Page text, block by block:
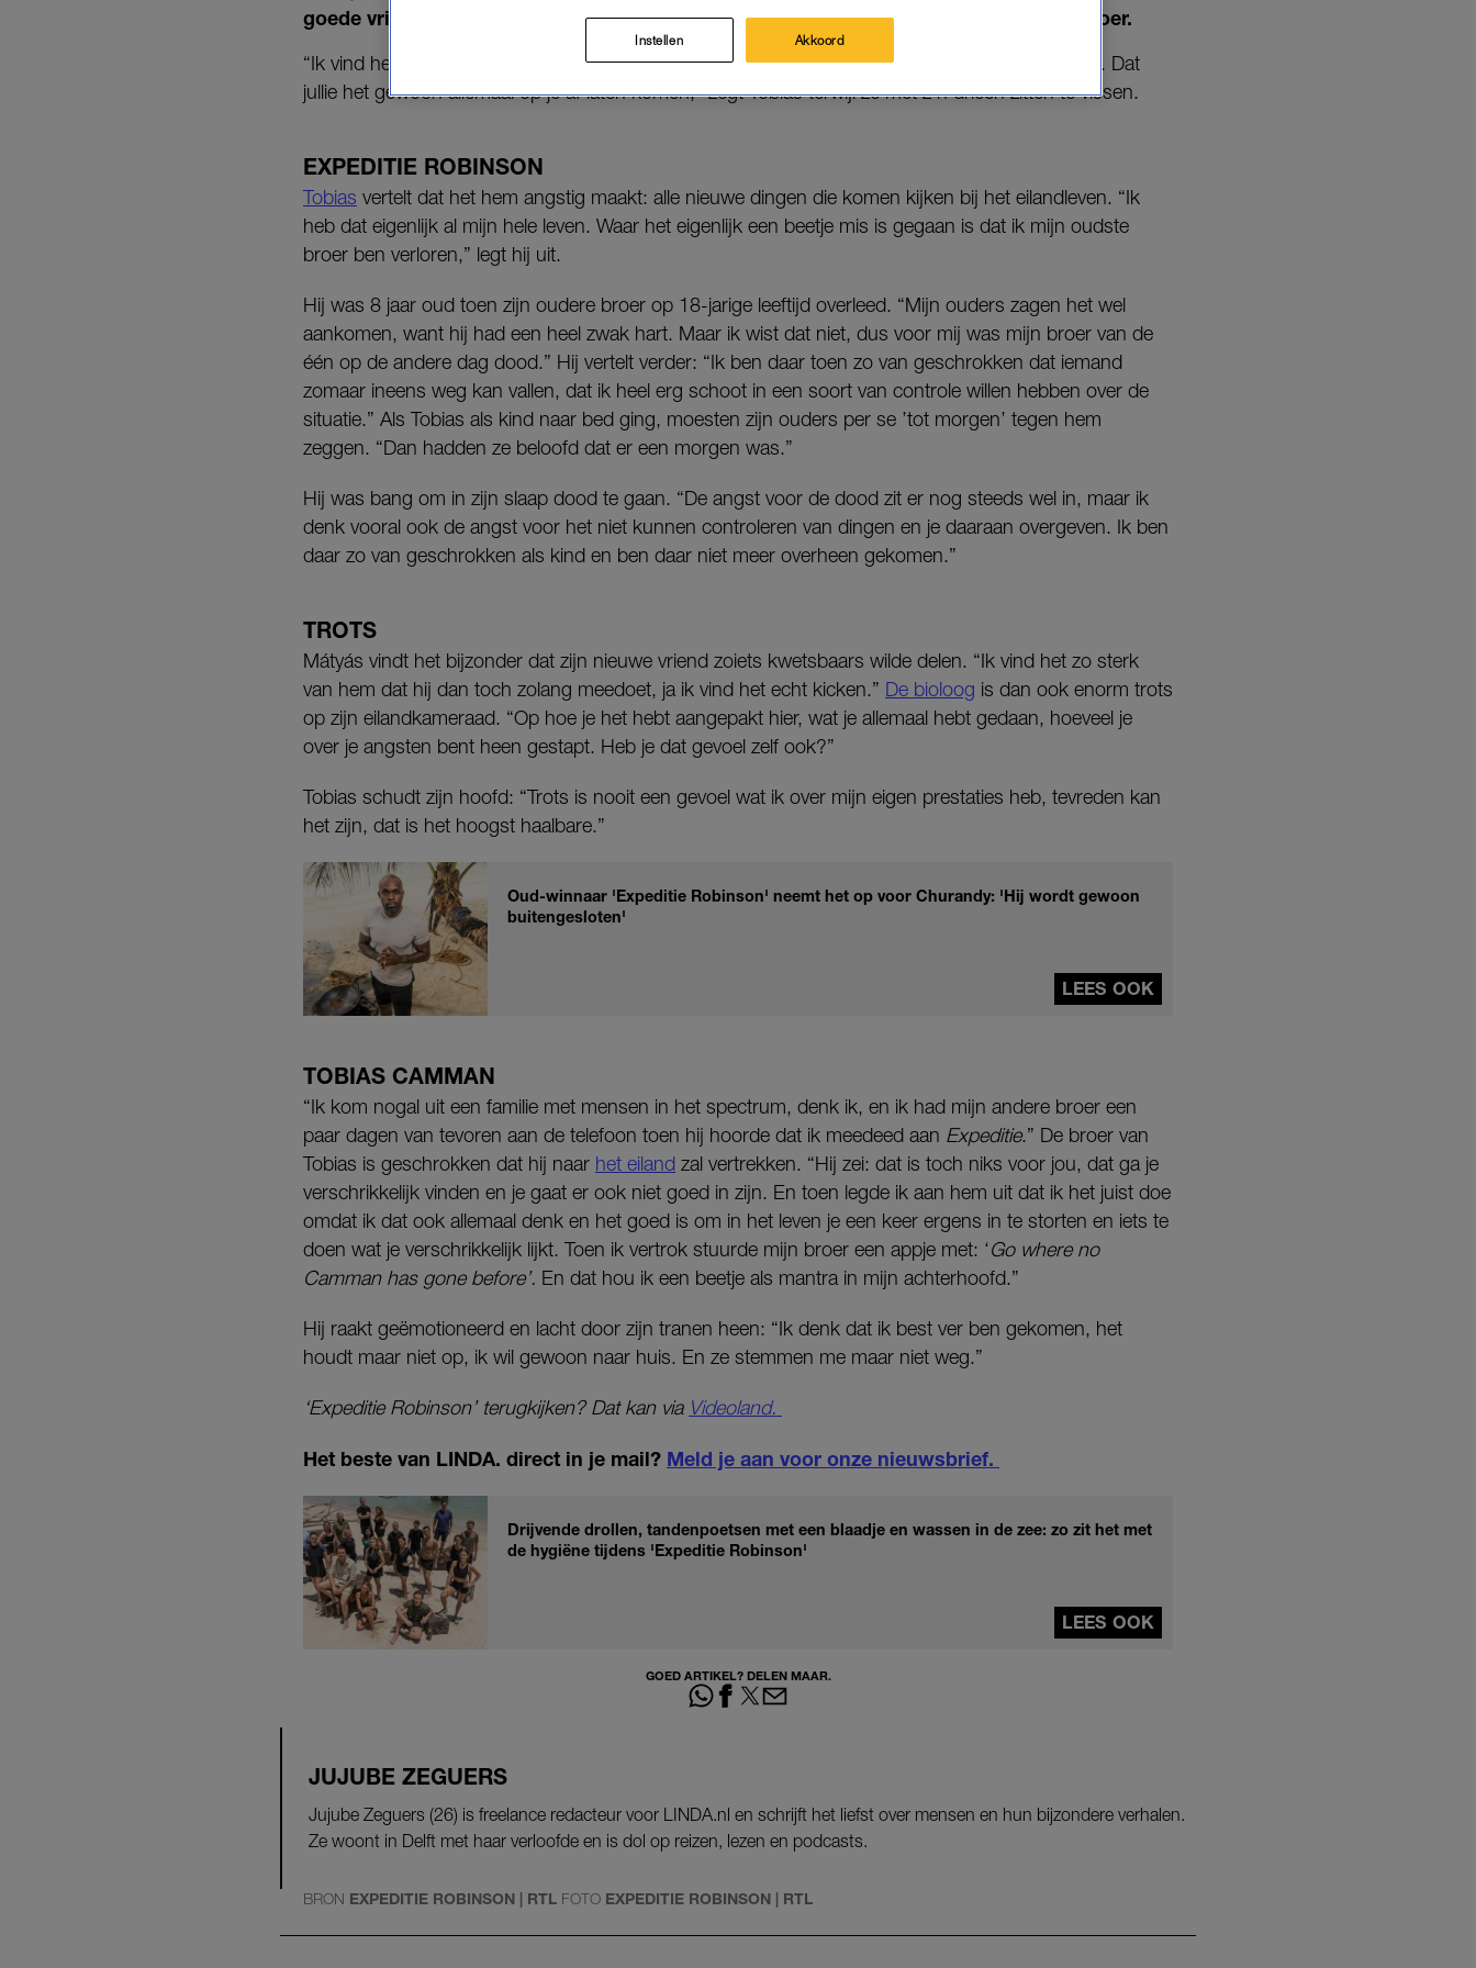
goede vrienden is geworden met Camiel en Mátyás, vertelt hen over zijn overleden broer.
“Ik vind het wel knap van jullie hoe jullie, voor mijn gevoel, alles zo zonder angst en paniek doen. Dat
jullie het gewoon allemaal op je af laten komen,” zegt Tobias terwijl ze met z’n drieën zitten te vissen.
EXPEDITIE ROBINSON
Tobias vertelt dat het hem angstig maakt: alle nieuwe dingen die komen kijken bij het eilandleven. “Ik
heb dat eigenlijk al mijn hele leven. Waar het eigenlijk een beetje mis is gegaan is dat ik mijn oudste
broer ben verloren,” legt hij uit.
Hij was 8 jaar oud toen zijn oudere broer op 18-jarige leeftijd overleed. “Mijn ouders zagen het wel
aankomen, want hij had een heel zwak hart. Maar ik wist dat niet, dus voor mij was mijn broer van de
één op de andere dag dood.” Hij vertelt verder: “Ik ben daar toen zo van geschrokken dat iemand
zomaar ineens weg kan vallen, dat ik heel erg schoot in een soort van controle willen hebben over de
situatie.” Als Tobias als kind naar bed ging, moesten zijn ouders per se ’tot morgen’ tegen hem
zeggen. “Dan hadden ze beloofd dat er een morgen was.”
Hij was bang om in zijn slaap dood te gaan. “De angst voor de dood zit er nog steeds wel in, maar ik
denk vooral ook de angst voor het niet kunnen controleren van dingen en je daaraan overgeven. Ik ben
daar zo van geschrokken als kind en ben daar niet meer overheen gekomen.”
TROTS
Mátyás vindt het bijzonder dat zijn nieuwe vriend zoiets kwetsbaars wilde delen. “Ik vind het zo sterk
van hem dat hij dan toch zolang meedoet, ja ik vind het echt kicken.” De bioloog is dan ook enorm trots
op zijn eilandkameraad. “Op hoe je het hebt aangepakt hier, wat je allemaal hebt gedaan, hoeveel je
over je angsten bent heen gestapt. Heb je dat gevoel zelf ook?”
Tobias schudt zijn hoofd: “Trots is nooit een gevoel wat ik over mijn eigen prestaties heb, tevreden kan
het zijn, dat is het hoogst haalbare.”
Oud-winnaar 'Expeditie Robinson' neemt het op voor Churandy: 'Hij wordt gewoon
buitengesloten'
LEES OOK
TOBIAS CAMMAN
“Ik kom nogal uit een familie met mensen in het spectrum, denk ik, en ik had mijn andere broer een
paar dagen van tevoren aan de telefoon toen hij hoorde dat ik meedeed aan Expeditie.” De broer van
Tobias is geschrokken dat hij naar het eiland zal vertrekken. “Hij zei: dat is toch niks voor jou, dat ga je
verschrikkelijk vinden en je gaat er ook niet goed in zijn. En toen legde ik aan hem uit dat ik het juist doe
omdat ik dat ook allemaal denk en het goed is om in het leven je een keer ergens in te storten en iets te
doen wat je verschrikkelijk lijkt. Toen ik vertrok stuurde mijn broer een appje met: ‘Go where no
Camman has gone before’. En dat hou ik een beetje als mantra in mijn achterhoofd.”
Hij raakt geëmotioneerd en lacht door zijn tranen heen: “Ik denk dat ik best ver ben gekomen, het
houdt maar niet op, ik wil gewoon naar huis. En ze stemmen me maar niet weg.”
‘Expeditie Robinson’ terugkijken? Dat kan via Videoland.
Het beste van LINDA. direct in je mail? Meld je aan voor onze nieuwsbrief.
Drijvende drollen, tandenpoetsen met een blaadje en wassen in de zee: zo zit het met
de hygiëne tijdens 'Expeditie Robinson'
LEES OOK
GOED ARTIKEL? DELEN MAAR.
JUJUBE ZEGUERS
Jujube Zeguers (26) is freelance redacteur voor LINDA.nl en schrijft het liefst over mensen en hun bijzondere verhalen.
Ze woont in Delft met haar verloofde en is dol op reizen, lezen en podcasts.
BRON EXPEDITIE ROBINSON | RTL FOTO EXPEDITIE ROBINSON | RTL
Instellen Akkoord